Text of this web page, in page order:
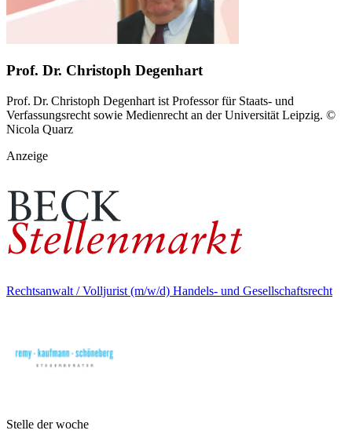
Prof. Dr. Christoph Degenhart
Prof. Dr. Christoph Degenhart ist Professor für Staats- und
Verfassungsrecht sowie​ Medienrecht an der Universität Leipzig. ©
Nicola Quarz
Anzeige
Rechtsanwalt / Volljurist (m/w/d) Handels- und Gesellschaftsrecht
Stelle der woche